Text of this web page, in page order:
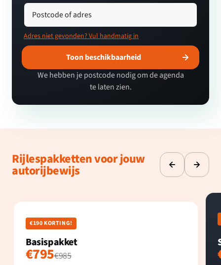
Postcode of adres
Adres niet gevonden? Vul handmatig in
Toon beschikbaarheid
We hebben je postcode nodig om de agenda
te laten zien.
Rijlespakketten voor jouw
autorijbewijs
€190 KORTING!
Basispakket
€795€985